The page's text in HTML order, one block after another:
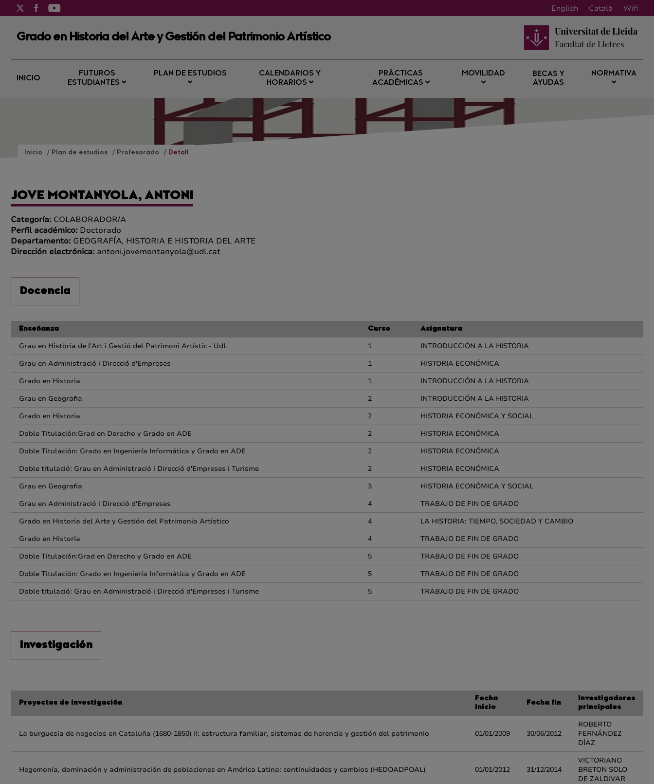
English Català Wifi
Grado en Historia del Arte y Gestión del Patrimonio Artístico
Universitat de Lleida
Facultat de Lletres
INICIO
FUTUROS
ESTUDIANTES
PLAN DE ESTUDIOS
CALENDARIOS Y
HORARIOS
PRÁCTICAS
ACADÉMICAS
MOVILIDAD
BECAS Y
AYUDAS
NORMATIVA
Inicio Plan de estudios Profesorado Detall
JOVE MONTANYOLA, ANTONI
Categoría: COLABORADOR/A
Perfil académico: Doctorado
Departamento: GEOGRAFÍA, HISTORIA E HISTORIA DEL ARTE
Dirección electrónica: antoni.jovemontanyola@udl.cat
Docencia
Enseñanza Curso Asignatura
Grau en Història de l'Art i Gestió del Patrimoni Artístic - UdL 1
INTRODUCCIÓN A LA HISTORIA
Grau en Administració i Direcció d'Empreses
1
HISTORIA ECONÓMICA
Grado en Historia
1
INTRODUCCIÓN A LA HISTORIA
Grau en Geografia
2
INTRODUCCIÓN A LA HISTORIA
Grado en Historia
2
HISTORIA ECONÓMICA Y SOCIAL
Doble Titulación:Grad en Derecho y Grado en ADE
2
HISTORIA ECONÓMICA
Doble Titulación: Grado en Ingeniería Informática y Grado en ADE
2
HISTORIA ECONÓMICA
Doble titulació: Grau en Administració i Direcció d'Empreses i Turisme
2
HISTORIA ECONÓMICA
Grau en Geografia
3
HISTORIA ECONÓMICA Y SOCIAL
Grau en Administració i Direcció d'Empreses
4
TRABAJO DE FIN DE GRADO
Grado en Historia del Arte y Gestión del Patrimonio Artístico
4
LA HISTORIA: TIEMPO, SOCIEDAD Y CAMBIO
Grado en Historia
4
TRABAJO DE FIN DE GRADO
Doble Titulación:Grad en Derecho y Grado en ADE
5
TRABAJO DE FIN DE GRADO
Doble Titulación: Grado en Ingeniería Informática y Grado en ADE
5
TRABAJO DE FIN DE GRADO
Doble titulació: Grau en Administració i Direcció d'Empreses i Turisme
5 TRABAJO DE FIN DE GRADO
Investigación
Proyectos de investigación
Fecha
inicio
Fecha fin
Investigadores
principales
La burguesia de negocios en Cataluña (1680-1850) II: estructura familiar, sistemas de herencia y gestión del patrimonio 01/01/2009 30/06/2012
ROBERTO
FERNÁNDEZ
DÍAZ
Hegemonía, dominación y administración de poblaciones en América Latina: continuidades y cambios (HEDOADPOAL) 01/01/2012 31/12/2014
VICTORIANO
BRETON SOLO
DE ZALDIVAR